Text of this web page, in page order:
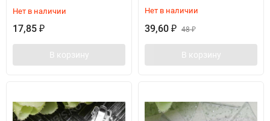
Нет в наличии
17,85 ₽
В корзину
Нет в наличии
39,60 ₽ 48₽
В корзину